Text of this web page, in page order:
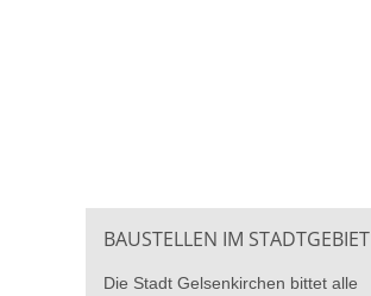
BAUSTELLEN IM STADTGEBIET
Die Stadt Gelsenkirchen bittet alle